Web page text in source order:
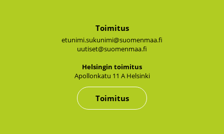
Toimitus
etunimi.sukunimi@suomenmaa.fi
uutiset@suomenmaa.fi
Hel­sin­gin toi­mi­tus
Apol­lon­ka­tu 11 A Hel­sin­ki
Toimitus